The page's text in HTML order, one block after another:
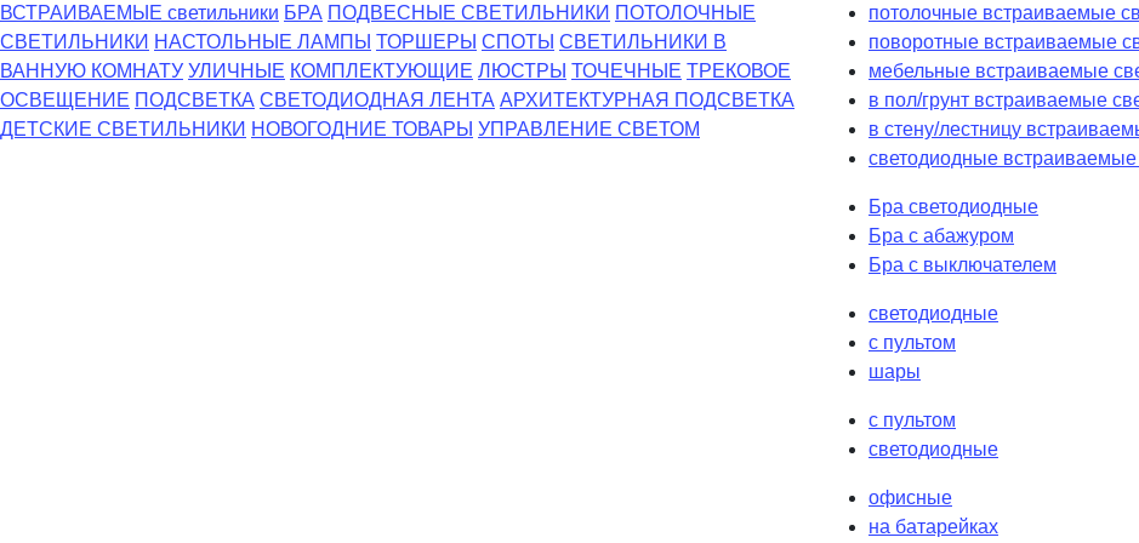
ВСТРАИВАЕМЫЕ светильники БРА ПОДВЕСНЫЕ СВЕТИЛЬНИКИ ПОТОЛОЧНЫЕ
СВЕТИЛЬНИКИ НАСТОЛЬНЫЕ ЛАМПЫ ТОРШЕРЫ СПОТЫ СВЕТИЛЬНИКИ В
ВАННУЮ КОМНАТУ УЛИЧНЫЕ КОМПЛЕКТУЮЩИЕ ЛЮСТРЫ ТОЧЕЧНЫЕ ТРЕКОВОЕ
ОСВЕЩЕНИЕ ПОДСВЕТКА СВЕТОДИОДНАЯ ЛЕНТА АРХИТЕКТУРНАЯ ПОДСВЕТКА
ДЕТСКИЕ СВЕТИЛЬНИКИ НОВОГОДНИЕ ТОВАРЫ УПРАВЛЕНИЕ СВЕТОМ
потолочные встраиваемые
поворотные встраиваемые
мебельные встраиваемые
в пол/грунт встраиваемые
в стену/лестницу
светодиодные встраиваемые
Бра светодиодные
Бра с абажуром
Бра с выключателем
светодиодные
с пультом
шары
с пультом
светодиодные
офисные
на батарейках